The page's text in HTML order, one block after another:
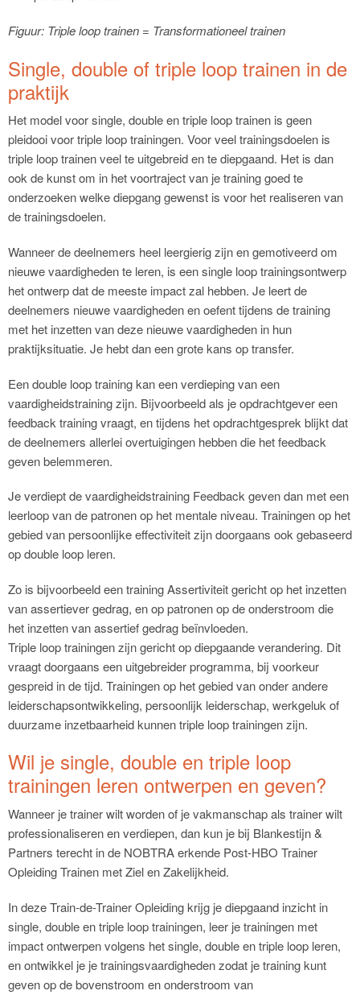
Figuur: Triple loop trainen = Transformationeel trainen
Single, double of triple loop trainen in de
praktijk
Het model voor single, double en triple loop trainen is geen
pleidooi voor triple loop trainingen. Voor veel trainingsdoelen is
triple loop trainen veel te uitgebreid en te diepgaand. Het is dan
ook de kunst om in het voortraject van je training goed te
onderzoeken welke diepgang gewenst is voor het realiseren van
de trainingsdoelen.
Wanneer de deelnemers heel leergierig zijn en gemotiveerd om
nieuwe vaardigheden te leren, is een single loop trainingsontwerp
het ontwerp dat de meeste impact zal hebben. Je leert de
deelnemers nieuwe vaardigheden en oefent tijdens de training
met het inzetten van deze nieuwe vaardigheden in hun
praktijksituatie. Je hebt dan een grote kans op transfer.
Een double loop training kan een verdieping van een
vaardigheidstraining zijn. Bijvoorbeeld als je opdrachtgever een
feedback training vraagt, en tijdens het opdrachtgesprek blijkt dat
de deelnemers allerlei overtuigingen hebben die het feedback
geven belemmeren.
Je verdiept de vaardigheidstraining Feedback geven dan met een
leerloop van de patronen op het mentale niveau. Trainingen op het
gebied van persoonlijke effectiviteit zijn doorgaans ook gebaseerd
op double loop leren.
Zo is bijvoorbeeld een training Assertiviteit gericht op het inzetten
van assertiever gedrag, en op patronen op de onderstroom die
het inzetten van assertief gedrag beïnvloeden.
Triple loop trainingen zijn gericht op diepgaande verandering. Dit
vraagt doorgaans een uitgebreider programma, bij voorkeur
gespreid in de tijd. Trainingen op het gebied van onder andere
leiderschapsontwikkeling, persoonlijk leiderschap, werkgeluk of
duurzame inzetbaarheid kunnen triple loop trainingen zijn.
Wil je single, double en triple loop
trainingen leren ontwerpen en geven?
Wanneer je trainer wilt worden of je vakmanschap als trainer wilt
professionaliseren en verdiepen, dan kun je bij Blankestijn &
Partners terecht in de NOBTRA erkende Post-HBO Trainer
Opleiding Trainen met Ziel en Zakelijkheid.
In deze Train-de-Trainer Opleiding krijg je diepgaand inzicht in
single, double en triple loop trainingen, leer je trainingen met
impact ontwerpen volgens het single, double en triple loop leren,
en ontwikkel je je trainingsvaardigheden zodat je training kunt
geven op de bovenstroom en onderstroom van